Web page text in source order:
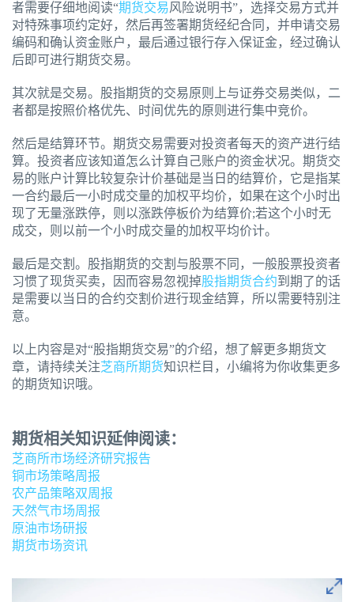
者需要仔细地阅读“期货交易风险说明书”，选择交易方式并
对特殊事项约定好，然后再签署期货经纪合同，并申请交易
编码和确认资金账户，最后通过银行存入保证金，经过确认
后即可进行期货交易。
其次就是交易。股指期货的交易原则上与证券交易类似，二
者都是按照价格优先、时间优先的原则进行集中竞价。
然后是结算环节。期货交易需要对投资者每天的资产进行结
算。投资者应该知道怎么计算自己账户的资金状况。期货交
易的账户计算比较复杂计价基础是当日的结算价，它是指某
一合约最后一小时成交量的加权平均价，如果在这个小时出
现了无量涨跌停，则以涨跌停板价为结算价;若这个小时无
成交，则以前一个小时成交量的加权平均价计。
最后是交割。股指期货的交割与股票不同，一般股票投资者
习惯了现货买卖，因而容易忽视掉股指期货合约到期了的话
是需要以当日的合约交割价进行现金结算，所以需要特别注
意。
以上内容是对“股指期货交易”的介绍，想了解更多期货文
章，请持续关注芝商所期货知识栏目，小编将为你收集更多
的期货知识哦。
期货相关知识延伸阅读：
芝商所市场经济研究报告
铜市场策略周报
农产品策略双周报
天然气市场周报
原油市场研报
期货市场资讯